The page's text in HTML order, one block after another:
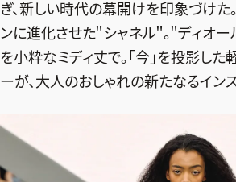
JOIN
編集部から届くメールマガ
新規会員登録はこち
ぎ、新しい時代の幕開けを印象づけた
ンに進化させた＂シャネル＂。＂ディオ
を小粋なミディ丈で。「今」を投影した
ーが、大人のおしゃれの新たなるイン